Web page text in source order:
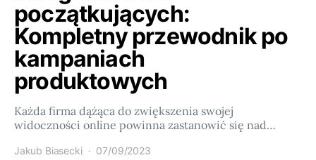
początkujących:
Kompletny przewodnik po
kampaniach
produktowych
Każda firma dążąca do zwiększenia swojej
widoczności online powinna zastanowić się nad…
Jakub Biasecki 07/09/2023